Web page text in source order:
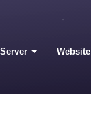
Server Website